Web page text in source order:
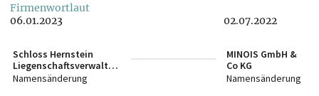
Firmenwortlaut
06.01.2023
Schloss Hernstein
Liegenschaftsverwaltun
gs GmbH & Co KG
Namensänderung
02.07.2022
MINOIS GmbH &
Co KG
Namensänderung